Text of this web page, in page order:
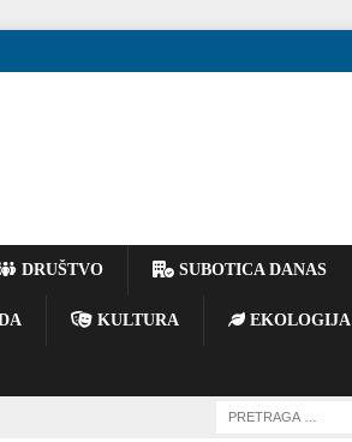
DRUŠTVO SUBOTICA DANAS
KULTURA EKOLOGIJA